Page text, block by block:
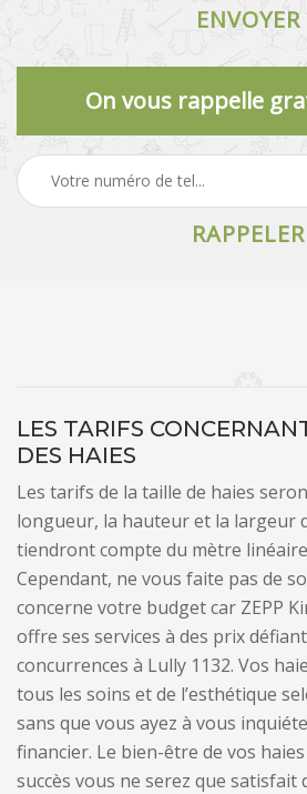
On vous rappelle
LES TARIFS
DES HAIES
Les tarifs de la taille de haies
longueur, la hauteur et la largeur
tiendront compte du mètre
Cependant, ne vous faite pas de
concerne votre budget car ZEPP
offre ses services à des prix
concurrences à Lully 1132. Vos
tous les soins et de l’esthétique
sans que vous ayez à vous
financier. Le bien-être de vos
succès vous ne serez que satisfait